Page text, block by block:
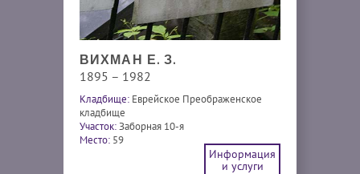
ВИХМАН Е. З.
1895 – 1982
Кладбище: Еврейское Преображенское
кладбище
Участок:Заборная 10-я
Место: 59
Информация
и услуги